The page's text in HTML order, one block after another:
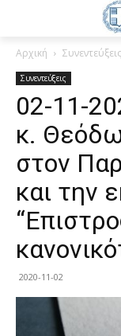
Αρχική Συνεντεύξεις
Συνεντεύξεις
02-11-
κ.
στον
και την
2020-11-02